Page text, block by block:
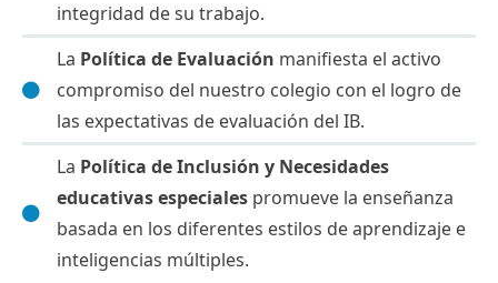
integridad de su trabajo.
La Política de Evaluación manifiesta el activo
compromiso del nuestro colegio con el logro de
las expectativas de evaluación del IB.
La Política de Inclusión y Necesidades
educativas especiales promueve la enseñanza
basada en los diferentes estilos de aprendizaje e
inteligencias múltiples.